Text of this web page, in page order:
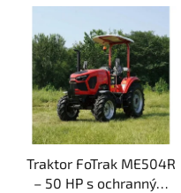
Traktor FoTrak ME504R
– 50 HP s ochranným